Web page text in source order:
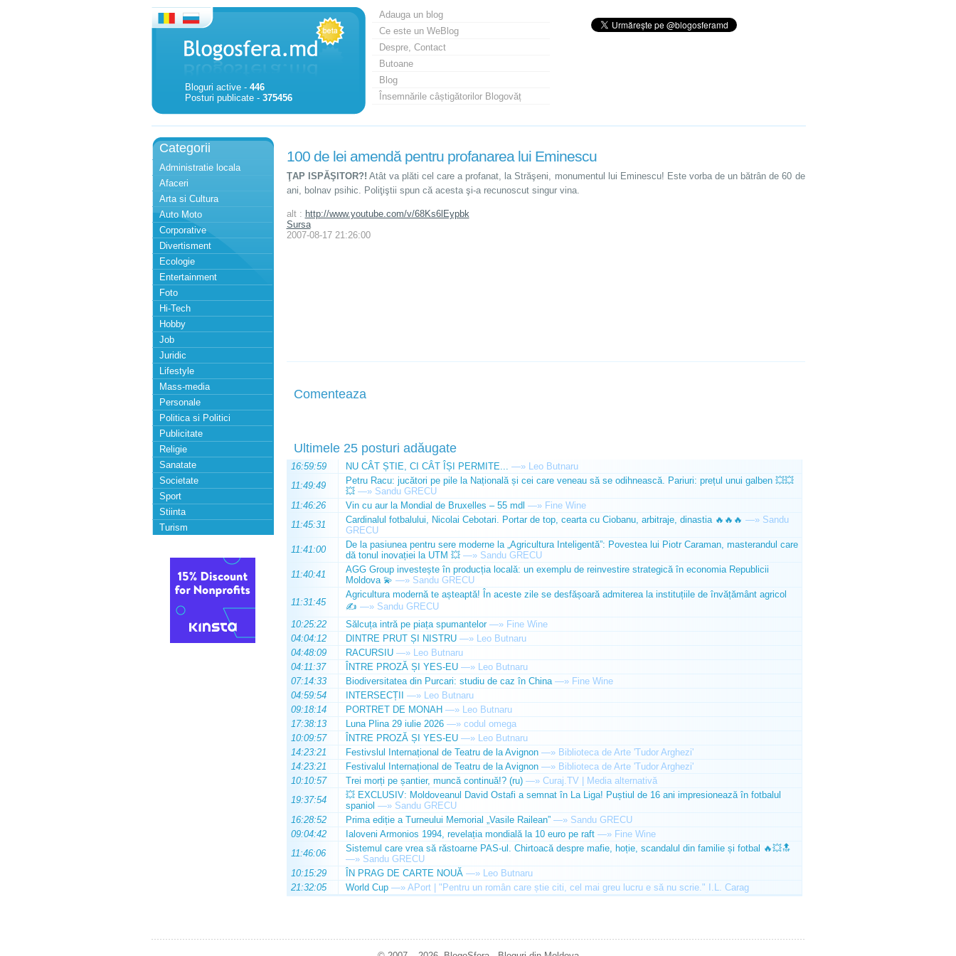
Bloguri active - 446
Posturi publicate - 375456
Adauga un blog
Ce este un WeBlog
Despre, Contact
Butoane
Blog
Însemnările câștigătorilor Blogovăț
Categorii
Administratie locala
Afaceri
Arta si Cultura
Auto Moto
Corporative
Divertisment
Ecologie
Entertainment
Foto
Hi-Tech
Hobby
Job
Juridic
Lifestyle
Mass-media
Personale
Politica si Politici
Publicitate
Religie
Sanatate
Societate
Sport
Stiinta
Turism
100 de lei amendă pentru profanarea lui Eminescu
ŢAP ISPĂŞITOR?! Atât va plăti cel care a profanat, la Străşeni, monumentul lui Eminescu! Este vorba de un bătrân de 60 de
ani, bolnav psihic. Poliţiştii spun că acesta şi-a recunoscut singur vina.
alt : http://www.youtube.com/v/68Ks6lEypbk
Sursa
2007-08-17 21:26:00
Comenteaza
Ultimele 25 posturi adăugate
16:59:59 NU CÂT ȘTIE, CI CÂT ÎȘI PERMITE... —» Leo Butnaru
11:49:49
Petru Racu: jucători pe pile la Națională și cei care veneau să se odihnească. Pariuri: prețul unui galben 💥💥
💥 —» Sandu GRECU
11:46:26
Vin cu aur la Mondial de Bruxelles – 55 mdl —» Fine Wine
11:45:31
Cardinalul fotbalului, Nicolai Cebotari. Portar de top, cearta cu Ciobanu, arbitraje, dinastia 🔥🔥🔥 —» Sandu
GRECU
11:41:00
De la pasiunea pentru sere moderne la „Agricultura Inteligentă”: Povestea lui Piotr Caraman, masterandul care
dă tonul inovației la UTM 💥 —» Sandu GRECU
11:40:41
AGG Group investește în producția locală: un exemplu de reinvestire strategică în economia Republicii
Moldova 💫 —» Sandu GRECU
11:31:45
Agricultura modernă te așteaptă! În aceste zile se desfășoară admiterea la instituțiile de învățământ agricol
✍️ —» Sandu GRECU
10:25:22
Sălcuța intră pe piața spumantelor —» Fine Wine
04:04:12
DINTRE PRUT ȘI NISTRU —» Leo Butnaru
04:48:09
RACURSIU —» Leo Butnaru
04:11:37
ÎNTRE PROZĂ ȘI YES-EU —» Leo Butnaru
07:14:33
Biodiversitatea din Purcari: studiu de caz în China —» Fine Wine
04:59:54
INTERSECȚII —» Leo Butnaru
09:18:14
PORTRET DE MONAH —» Leo Butnaru
17:38:13
Luna Plina 29 iulie 2026 —» codul omega
10:09:57
ÎNTRE PROZĂ ȘI YES-EU —» Leo Butnaru
14:23:21
Festivslul Internațional de Teatru de la Avignon —» Biblioteca de Arte 'Tudor Arghezi'
14:23:21
Festivalul Internațional de Teatru de la Avignon —» Biblioteca de Arte 'Tudor Arghezi'
10:10:57
Trei morți pe șantier, muncă continuă!? (ru) —» Curaj.TV | Media alternativă
19:37:54
💥 EXCLUSIV: Moldoveanul David Ostafi a semnat în La Liga! Puștiul de 16 ani impresionează în fotbalul
spaniol —» Sandu GRECU
16:28:52
Prima ediție a Turneului Memorial „Vasile Railean” —» Sandu GRECU
09:04:42
Ialoveni Armonios 1994, revelația mondială la 10 euro pe raft —» Fine Wine
11:46:06
Sistemul care vrea să răstoarne PAS-ul. Chirtoacă despre mafie, hoție, scandalul din familie și fotbal 🔥💥🔝
—» Sandu GRECU
10:15:29
ÎN PRAG DE CARTE NOUĂ —» Leo Butnaru
21:32:05
World Cup —» APort | "Pentru un român care știe citi, cel mai greu lucru e să nu scrie." I.L. Carag